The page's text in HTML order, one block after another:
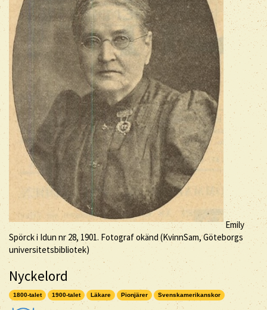
Emily
Spörck i Idun nr 28, 1901. Fotograf okänd (KvinnSam, Göteborgs
universitetsbibliotek)
Nyckelord
1800-talet 1900-talet Läkare Pionjärer Svenskamerikanskor